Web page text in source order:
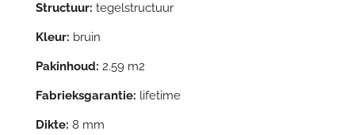
Structuur: tegelstructuur
Kleur: bruin
Pakinhoud: 2.59 m2
Fabrieksgarantie: lifetime
Dikte: 8 mm